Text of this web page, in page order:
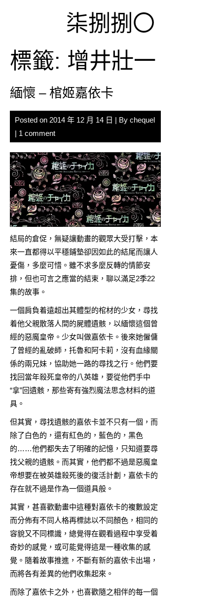
柒捌捌〇
標籤: 增井壯一
緬懷 – 棺姬嘉依卡
Posted on 2014 年 12 月 14 日 | By chequel
| 1 comment
結局的倉促，無疑讓動畫的觀眾大受打擊，本
來一直都得以平穩鋪墊卻因如此的結尾而讓人
憂傷，多麼可惜。雖不求多麼反轉的情節安
排，但也可言之應當的結束，聊以滿足2季22
集的故事。
一個肩負着遠超出其體型的棺材的少女，尋找
着他父親散落人間的屍體遺骸，以緬懷這個曾
經的惡魔皇帝。少女叫做嘉依卡。後來她僱傭
了曾經的亂破師，托魯和阿卡莉，沒有血緣關
係的兩兄妹，協助她一路的尋找之行。他們要
找回當年殺死皇帝的八英雄，要從他們手中
“拿”回遺骸，那些寄有強烈魔法思念材料的道
具。
但其實，尋找遺骸的嘉依卡並不只有一個，而
除了白色的，還有紅色的，藍色的，黑色
的……他們都失去了明確的記憶，只知道要尋
找父親的遺骸。而其實，他們都不過是惡魔皇
帝想要在被英雄殺死後的復活計劃，嘉依卡的
存在就不過是作為一個道具般。
其實，甚喜歡動畫中這種對嘉依卡的複數設定
而分佈有不同人格再標誌以不同顏色，相同的
容貌又不同標識，總覺得在觀看過程中享受着
奇妙的感覺，或可能覺得這是一種收集的感
覺。隨着故事推進，不斷有新的嘉依卡出場，
而將各有差異的他們收集起來。
而除了嘉依卡之外，也喜歡隨之相伴的每一個